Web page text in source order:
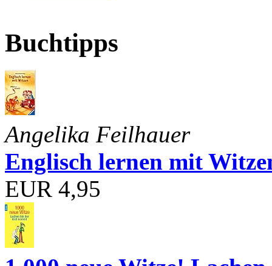
Buchtipps
Angelika Feilhauer
Englisch lernen mit
EUR 4,95